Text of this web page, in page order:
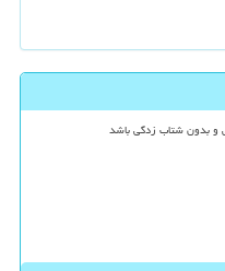
و بدون شتاب زدگی باشد